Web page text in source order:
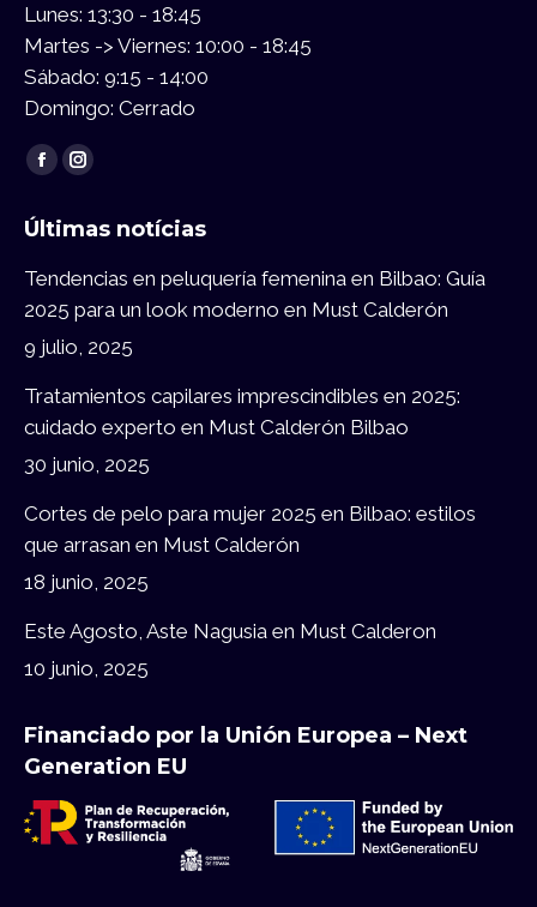
Lunes: 13:30 - 18:45
Martes -> Viernes: 10:00 - 18:45
Sábado: 9:15 - 14:00
Domingo: Cerrado
Encuéntranos en:
Facebook
opens
window
Instagram
opens
window
Últimas notícias
Tendencias en peluquería femenina en Bilbao: Guía
2025 para un look moderno en Must Calderón
9 julio, 2025
Tratamientos capilares imprescindibles en 2025:
cuidado experto en Must Calderón Bilbao
30 junio, 2025
Cortes de pelo para mujer 2025 en Bilbao: estilos
que arrasan en Must Calderón
18 junio, 2025
Este Agosto, Aste Nagusia en Must Calderon
10 junio, 2025
Financiado por la Unión Europea – Next
Generation EU